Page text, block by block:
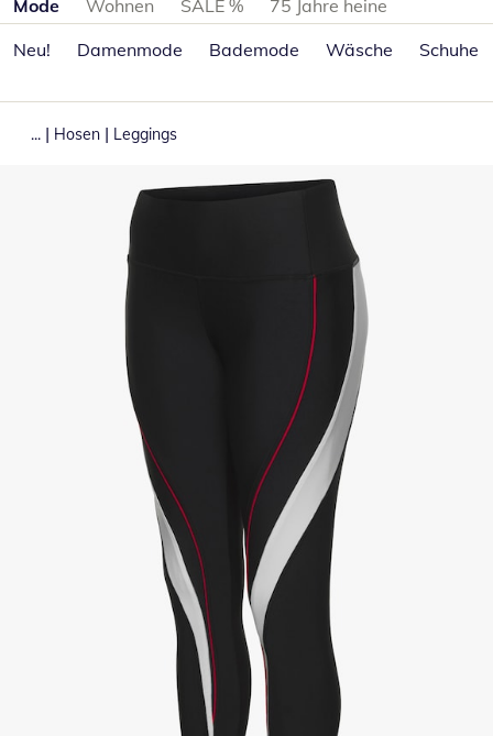
Mode Wohnen SALE %
75 Jahre heine
Neu!
Damenmode Bademode Wäsche Schuhe
... | Hosen | Leggings